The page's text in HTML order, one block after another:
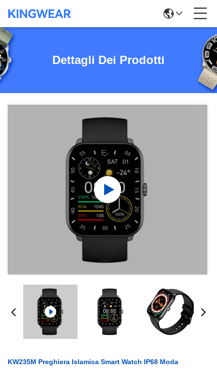
Dettagli Dei Prodotti
KW235M Preghiera Islamica Smart Watch IP68 Moda